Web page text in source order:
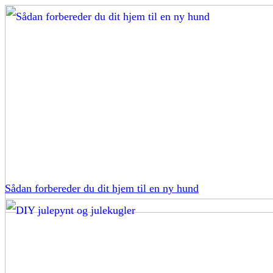
Sådan forbereder du dit hjem til en ny hund